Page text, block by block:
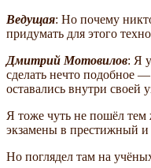
Ведущая: Но почему
придумать для этого
Дмитрий Мотовилов: Я
сделать нечто
оставались внутри своей
Я тоже чуть не пошёл тем
экзамены в престижный
Но поглядел там на